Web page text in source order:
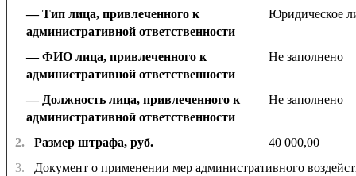
Тип лица, привлеченного к
административной ответственности
Юридическое
ФИО лица, привлеченного к
административной ответственности
Не заполнено
Должность лица, привлеченного к
административной ответственности
Не заполнено
2. Размер штрафа, руб.
40 000,00
3.
Документ о применении мер административного